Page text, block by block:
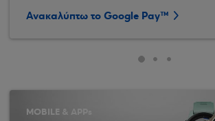
Ανακαλύπτω το Google Pay™
MOBILE & APPs